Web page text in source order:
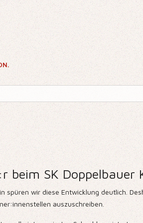
beim SK Doppelbauer
wir diese Entwicklung deutlich.
auszuschreiben.